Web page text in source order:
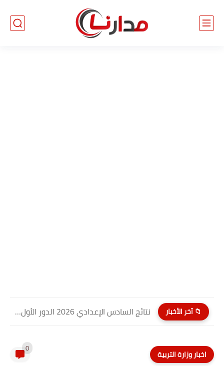
📁 آخر الأخبار نتائج السادس الإعدادي 2026 الدور الأول PDF كربلاء المقدسة| موقع...
اخبار وزارة التربية 0